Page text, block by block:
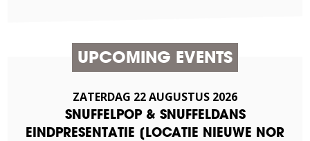
UPCOMING EVENTS
ZATERDAG 22AUGUSTUS 2026
SNUFFELPOP & SNUFFELDANS
EINDPRESENTATIE [LOCATIE NIEUWE NOR